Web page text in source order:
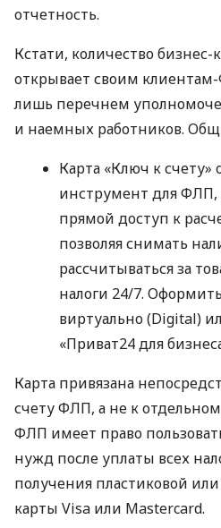
отчетность.
Кстати, количество бизнес-
открывает своим
лишь перечнем
и наемных работников.
Карта «Ключ к
инструмент для
прямой доступ к
позволяя снимать
рассчитываться за
налоги 24/7.
виртуально (Digital)
«Приват24 для
Карта привязана
счету ФЛП, а не к
ФЛП имеет право
нужд после уплаты всех
получения пластиковой
карты Visa или Mastercard.